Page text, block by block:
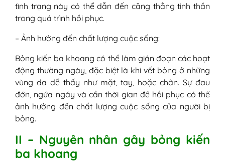
tình trạng này có thể dẫn đến căng thẳng tinh thần
trong quá trình hồi phục.
– Ảnh hưởng đến chất lượng cuộc sống:
Bỏng kiến ba khoang có thể làm gián đoạn các hoạt
động thường ngày, đặc biệt là khi vết bỏng ở những
vùng da dễ thấy như mặt, tay, hoặc chân. Sự đau
đớn, ngứa ngáy và cần thời gian để hồi phục có thể
ảnh hưởng đến chất lượng cuộc sống của người bị
bỏng.
II – Nguyên nhân gây bỏng kiến
ba khoang